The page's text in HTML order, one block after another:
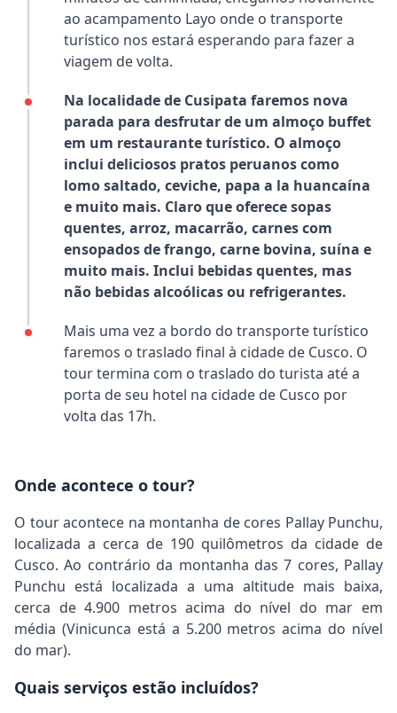
ao acampamento Layo onde o transporte
turístico nos estará esperando para fazer a
viagem de volta.
Na localidade de Cusipata faremos nova
parada para desfrutar de um almoço buffet
em um restaurante turístico. O almoço
inclui deliciosos pratos peruanos como
lomo saltado, ceviche, papa a la huancaína
e muito mais. Claro que oferece sopas
quentes, arroz, macarrão, carnes com
ensopados de frango, carne bovina, suína e
muito mais. Inclui bebidas quentes, mas
não bebidas alcoólicas ou refrigerantes.
Mais uma vez a bordo do transporte turístico
faremos o traslado final à cidade de Cusco. O
tour termina com o traslado do turista até a
porta de seu hotel na cidade de Cusco por
volta das 17h.
Onde acontece o tour?
O tour acontece na montanha de cores Pallay Punchu,
localizada a cerca de 190 quilômetros da cidade de
Cusco. Ao contrário da montanha das 7 cores, Pallay
Punchu está localizada a uma altitude mais baixa,
cerca de 4.900 metros acima do nível do mar em
média (Vinicunca está a 5.200 metros acima do nível
do mar).
Quais serviços estão incluídos?